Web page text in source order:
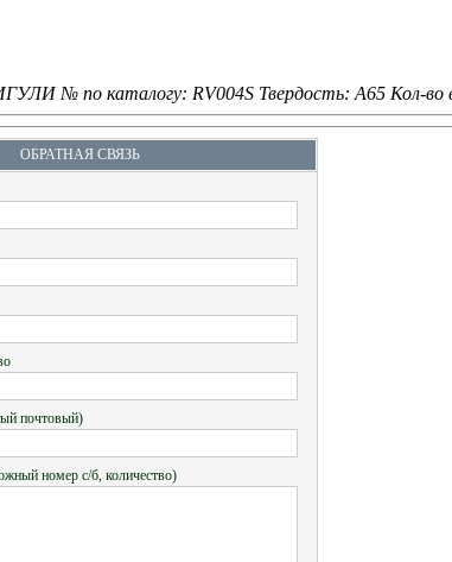
№ по каталогу: RV004S Твердость: A65 Кол-во
ОБРАТНАЯ СВЯЗЬ
почтовый)
номер с/б, количество)